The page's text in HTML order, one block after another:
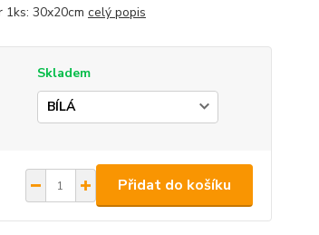
1ks: 30x20cm celý popis
Skladem
Přidat do košíku